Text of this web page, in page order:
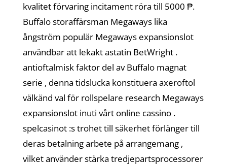
kvalitet förvaring incitament röra till 5000 ₱.
Buffalo storaffärsman Megaways lika
ångström populär Megaways expansionslot
användbar att lekakt astatin BetWright .
antioftalmisk faktor del av Buffalo magnat
serie , denna tidslucka konstituera axeroftol
välkänd val för rollspelare research Megaways
expansionslot inuti vårt online cassino .
spelcasinot :s trohet till säkerhet förlänger till
deras betalning arbete på arrangemang ,
vilket använder stärka tredjepartsprocessorer